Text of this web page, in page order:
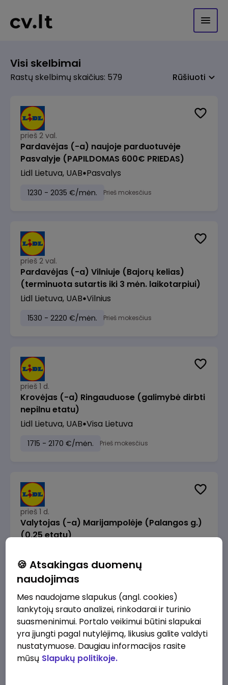
Visi skelbimai
Rastų skelbimų skaičius: 579 Rūšiuoti
prieš 2 val.
Pardavėjas (-a) naujoje parduotuvėje
Pasvalyje (PAPILDOMAS 600€ PRIEDAS)
Lidl Lietuva, UAB Pasvalys
1230 - 2035 €/mėn. Prieš mokesčius
prieš 2 val.
Pardavėjas (-a) Vilniuje (Bajorų kelias)
(terminuota sutartis iki 3 mėn. laikotarpiui)
Lidl Lietuva, UAB Vilnius
1530 - 2220 €/mėn. Prieš mokesčius
prieš 1 d.
Krovėjas (-a) Ringauduose (galimybė dirbti
nepilnu etatu)
Lidl Lietuva, UAB Visa Lietuva
1715 - 2170 €/mėn. Prieš mokesčius
prieš 1 d.
Valytojas (-a) Marijampolėje (Palangos g.)
(0,25 etatu)
289 - 337 €/mėn. Prieš mokesčius
prieš 1 d.
Talent Development Project Manager (fixed
term - 1.5 years)
🍪 Atsakingas duomenų
naudojimas
Mes naudojame slapukus (angl. cookies)
lankytojų srauto analizei, rinkodarai ir turinio
suasmeninimui. Portalo veikimui būtini slapukai
yra įjungti pagal nutylėjimą, likusius galite valdyti
nustatymuose. Daugiau informacijos rasite
mūsų Slapukų politikoje.